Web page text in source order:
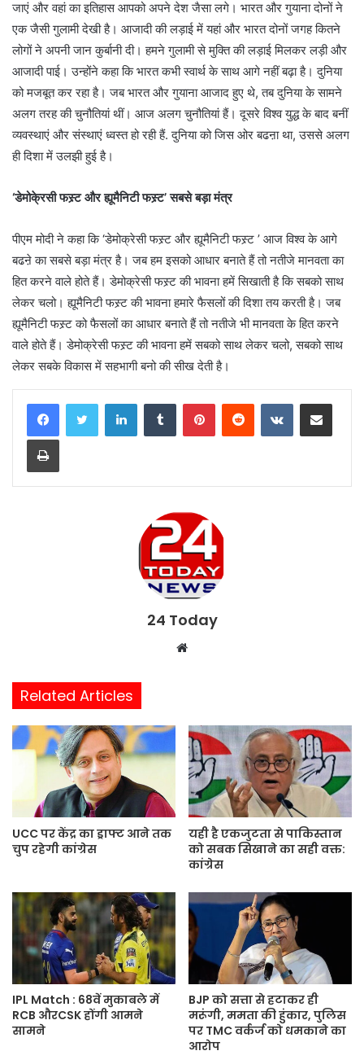
जाएं और वहां का इतिहास आपको अपने देश जैसा लगे। भारत और गुयाना दोनों ने
एक जैसी गुलामी देखी है। आजादी की लड़ाई में यहां और भारत दोनों जगह कितने
लोगों ने अपनी जान कुर्बानी दी। हमने गुलामी से मुक्ति की लड़ाई मिलकर लड़ी और
आजादी पाई। उन्होंने कहा कि भारत कभी स्वार्थ के साथ आगे नहीं बढ़ा है। दुनिया
को मजबूत कर रहा है। जब भारत और गुयाना आजाद हुए थे, तब दुनिया के सामने
अलग तरह की चुनौतियां थीं। आज अलग चुनौतियां हैं। दूसरे विश्व युद्ध के बाद बनीं
व्यवस्थाएं और संस्थाएं ध्वस्त हो रही हैं. दुनिया को जिस ओर बढऩा था, उससे अलग
ही दिशा में उलझी हुई है।
‘डेमोके्रसी फस्र्ट और ह्यूमैनिटी फस्र्ट’ सबसे बड़ा मंत्र
पीएम मोदी ने कहा कि ‘डेमोक्रेसी फस्र्ट और ह्यूमैनिटी फस्र्ट ’ आज विश्व के आगे
बढऩे का सबसे बड़ा मंत्र है। जब हम इसको आधार बनाते हैं तो नतीजे मानवता का
हित करने वाले होते हैं। डेमोक्रेसी फस्र्ट की भावना हमें सिखाती है कि सबको साथ
लेकर चलो। ह्यूमैनिटी फस्र्ट की भावना हमारे फैसलों की दिशा तय करती है। जब
ह्यूमैनिटी फस्र्ट को फैसलों का आधार बनाते हैं तो नतीजे भी मानवता के हित करने
वाले होते हैं। डेमोक्रेसी फस्र्ट की भावना हमें सबको साथ लेकर चलो, सबको साथ
लेकर सबके विकास में सहभागी बनो की सीख देती है।
24 Today
i
t
e
Related Articles
UCC पर केंद्र का ड्राफ्ट आने तक
चुप रहेगी कांग्रेस
यही है एकजुटता से पाकिस्तान
को सबक सिखाने का सही वक्त:
कांग्रेस
IPL Match : 68वें मुकाबले में
RCB औरCSK होंगी आमने
सामने
BJP को सत्ता से हटाकर ही
मरूंगी, ममता की हुंकार, पुलिस
पर TMC वर्कर्ज को धमकाने का
आरोप